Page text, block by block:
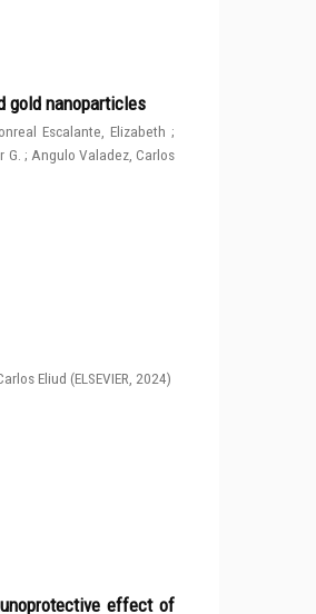
gold nanoparticles
Escalante, Elizabeth;
G. ; Angulo Valadez, Carlos
Eliud (ELSEVIER 2024)
effect of